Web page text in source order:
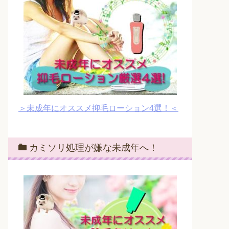
＞未成年にオススメ抑毛ローション4選！＜
カミソリ処理が嫌な未成年へ！